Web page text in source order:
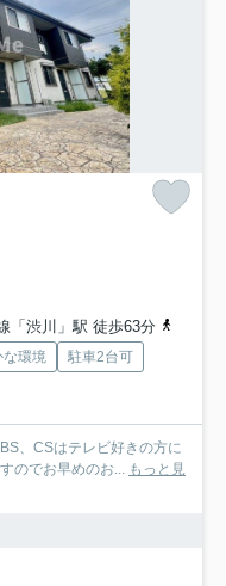
「渋川」駅 徒歩63分
な環境
駐車2台可
、CSはテレビ好きの方に
のでお早めのお... もっと見